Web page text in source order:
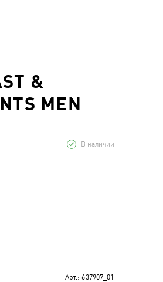
&
MEN
В наличии
Арт.: 637907_01